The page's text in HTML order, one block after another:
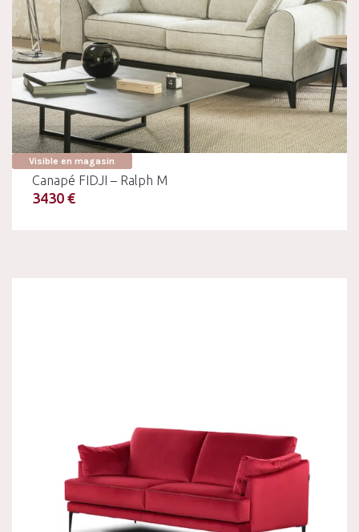
Visible en magasin
Canapé FIDJI – Ralph M
3430 €